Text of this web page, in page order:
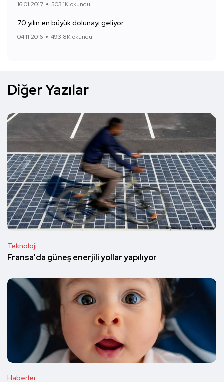
16.01.2017 503.1K okundu.
70 yılın en büyük dolunayı geliyor
04.11.2016 493.8K okundu.
Diğer Yazılar
Teknoloji
Fransa'da güneş enerjili yollar yapılıyor
Haberler